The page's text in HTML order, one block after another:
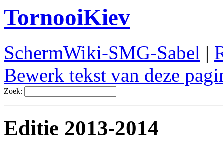
TornooiKiev
SchermWiki-SMG-Sabel |
Bewerk tekst van deze
Zoek:
Editie 2013-2014